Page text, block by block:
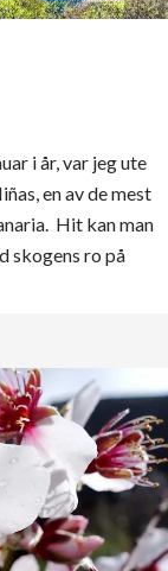
i år, var jeg ute
en av de mest
Hit kan man
skogens ro på